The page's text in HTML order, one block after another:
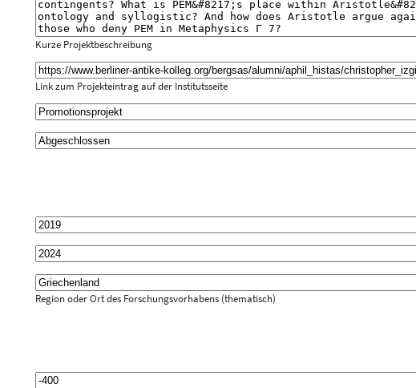
Kurze Projektbeschreibung
Link zum Projekteintrag auf der Institutsseite
Region oder Ort des Forschungsvorhabens (thematisch)